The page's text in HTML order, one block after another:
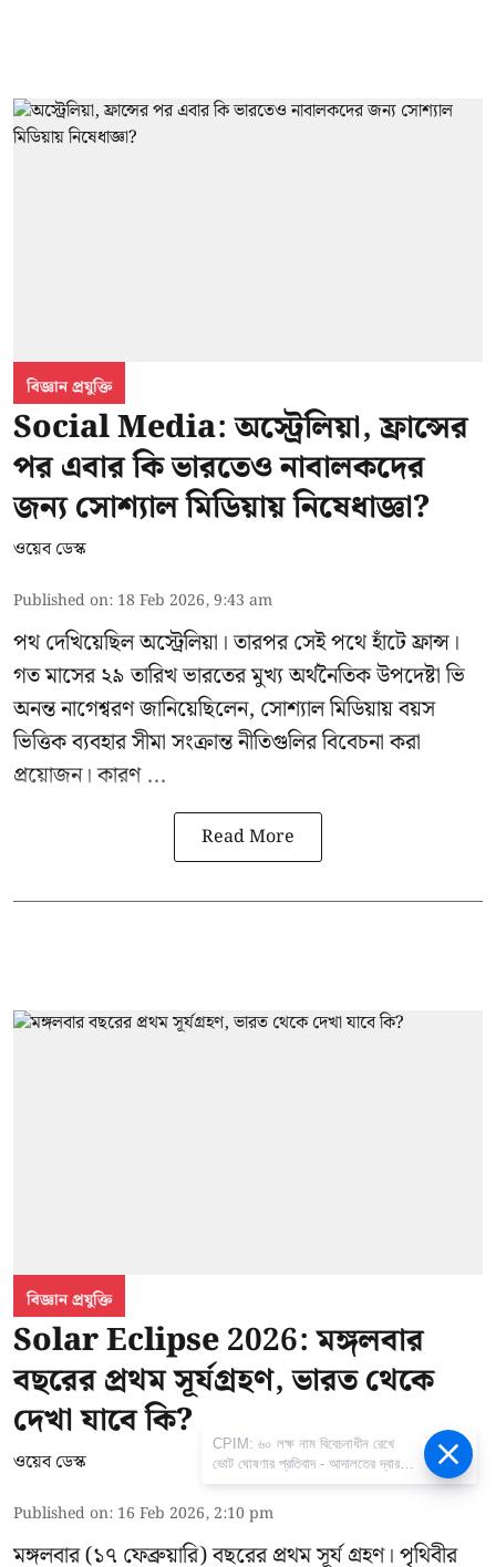
বিজ্ঞান প্রযুক্তি
Social Media: অস্ট্রেলিয়া, ফ্রান্সের
পর এবার কি ভারতেও নাবালকদের
জন্য সোশ্যাল মিডিয়ায় নিষেধাজ্ঞা?
ওয়েব ডেস্ক
Published on: 18 Feb 2026, 9:43 am
পথ দেখিয়েছিল অস্ট্রেলিয়া। তারপর সেই পথে হাঁটে ফ্রান্স।
গত মাসের ২৯ তারিখ ভারতের মুখ্য অর্থনৈতিক উপদেষ্টাভি
অনন্ত নাগেশ্বরণ জানিয়েছিলেন, সোশ্যাল মিডিয়ায় বয়স
ভিত্তিক ব্যবহার সীমা সংক্রান্ত নীতিগুলির বিবেচনা করা
প্রয়োজন। কারণ ...
Read More
বিজ্ঞান প্রযুক্তি
Solar Eclipse 2026: মঙ্গলবার
বছরের প্রথম সূর্যগ্রহণ, ভারত থেকে
দেখা যাবে কি?
ওয়েব ডেস্ক
Published on: 16 Feb 2026, 2:10 pm
মঙ্গলবার (১৭ ফেব্রুয়ারি) বছরের প্রথম সূর্য গ্রহণ। পৃথিবীর
CPIM: ৬০ লক্ষ নাম বিবেচনাধীন রেখে
ভোট ঘোষণার প্রতিবাদ - আদালতের দ্বারস্থ
হবে সিপিআইএম